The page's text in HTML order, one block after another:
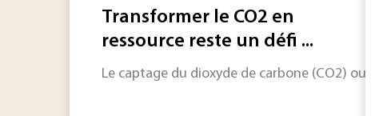
Transformer le CO2 en
ressource reste un défi ...
Le captage du dioxyde de carbone (CO2)